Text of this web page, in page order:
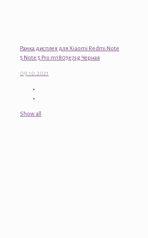
Рамка дисплея для Xiaomi Redmi Note
5 Note 5 Pro m1803e7sg Черная
09.10.2021
Show all